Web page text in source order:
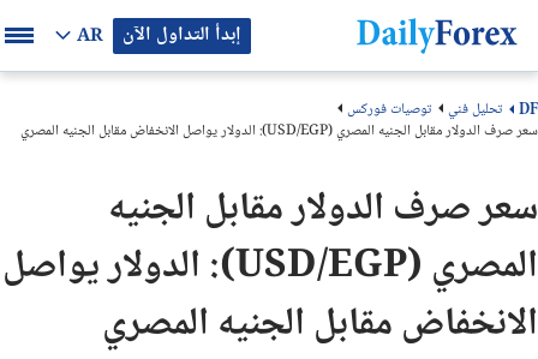
إبدأ التداول الآن AR
DF تحليل فني
توصيات فوركس
سعر صرف الدولار مقابل الجنيه المصري (USD/EGP): الدولار يواصل الانخفاض مقابل الجنيه المصري
سعر صرف الدولار مقابل الجنيه
المصري (USD/EGP): الدولار يواصل
الانخفاض مقابل الجنيه المصري